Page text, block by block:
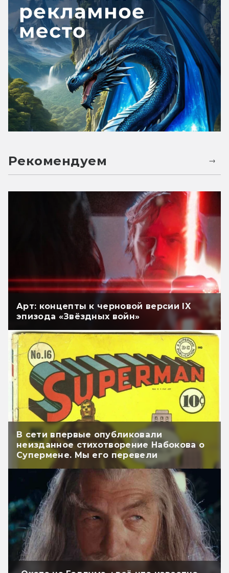
Рекомендуем
Арт: концепты к черновой версии IX
эпизода «Звёздных войн»
В сети впервые опубликовали
неизданное стихотворение Набокова о
Супермене. Мы его перевели